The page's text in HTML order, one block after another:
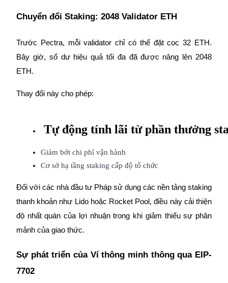
Tìm hiểu về kiếm thu nhập thụ động
Đối tác Bitrue
Lên đến 65% hoa hồng!
Chuyển đổi Staking: 2048 Validator ETH
Trước Pectra, mỗi validator chỉ có thể đặt cọc 32 ETH.
Bây giờ, số dư hiệu quả tối đa đã được nâng lên 2048
ETH.
Thay đổi này cho phép:
Tự động tính lãi từ phần thưởng
Giảm bớt chi phí vận hành
Cơ sở hạ tầng staking cấp độ tổ chức
Đối với các nhà đầu tư Pháp sử dụng các nền tảng staking
thanh khoản như Lido hoặc Rocket Pool, điều này cải thiện
độ nhất quán của lợi nhuận trong khi giảm thiểu sự phân
mảnh của giao thức.
Sự phát triển của Ví thông minh thông qua EIP-
7702